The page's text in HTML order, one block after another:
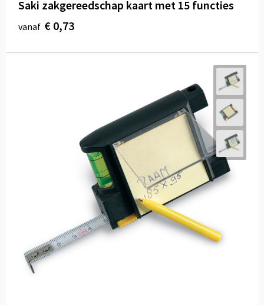
Saki zakgereedschap kaart met 15 functies
vanaf € 0,73